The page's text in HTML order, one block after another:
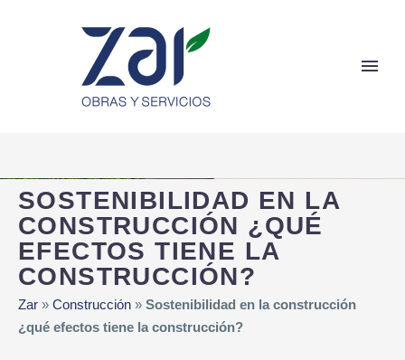
SOSTENIBILIDAD EN LA
CONSTRUCCIÓN ¿QUÉ
EFECTOS TIENE LA
CONSTRUCCIÓN?
Zar » Construcción » Sostenibilidad en la construcción
¿qué efectos tiene la construcción?